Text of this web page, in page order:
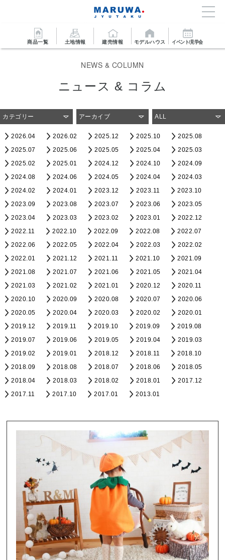
商品一覧 土地情報 建売情報 モデルハウス イベント/見学会
NEWS & COLUMN
ニュース & コラム
カテゴリー アーカイブ ALL
2026.04 2026.02 2025.12 2025.10
2025.08
2025.07
2025.06 2025.05 2025.04
2025.03
2025.02
2025.01 2024.12 2024.10
2024.09
2024.08
2024.06 2024.05 2024.04
2024.03
2024.02
2024.01 2023.12 2023.11
2023.10
2023.09
2023.08 2023.07 2023.06
2023.05
2023.04
2023.03 2023.02 2023.01
2022.12
2022.11
2022.10 2022.09 2022.08
2022.07
2022.06
2022.05 2022.04 2022.03
2022.02
2022.01
2021.12 2021.11 2021.10
2021.09
2021.08
2021.07 2021.06 2021.05
2021.04
2021.03
2021.02 2021.01 2020.12
2020.11
2020.10
2020.09 2020.08 2020.07
2020.06
2020.05
2020.04 2020.03 2020.02
2020.01
2019.12
2019.11 2019.10 2019.09
2019.08
2019.07
2019.06 2019.05 2019.04
2019.03
2019.02
2019.01 2018.12 2018.11
2018.10
2018.09
2018.08 2018.07 2018.06
2018.05
2018.04
2018.03 2018.02 2018.01
2017.12
2017.11
2017.10 2017.01 2013.01